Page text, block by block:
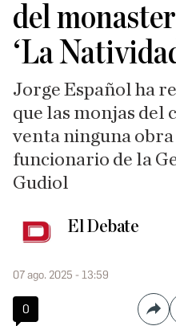
del
‘La
Jorge Español ha
que las monjas del
venta ninguna
funcionario de la
Gudiol
El Debate
07 ago. 2025 - 13:59
0